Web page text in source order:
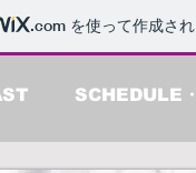
.com を使って作成さ
SCHEDULE